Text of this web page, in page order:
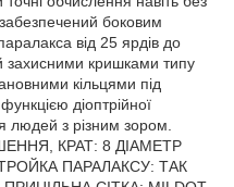
боковим
від 25 ярдів до
захисними кришками типу
кільцями під
діоптрійної
людей з різним зором.
КРАТ: 8 ДІАМЕТР
ПАРАЛАКСУ: ТАК